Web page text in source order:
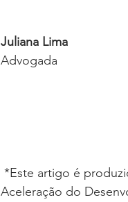
Juliana Lima
Advogada
Aceleração do